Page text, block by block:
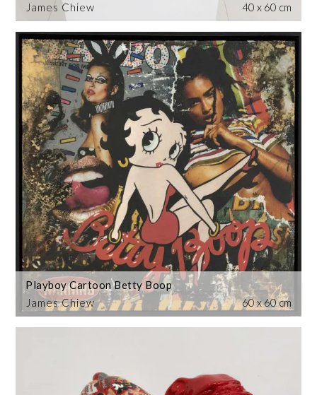
James Chiew 40 x 60 cm
James Chiew
Playboy Cartoon Betty Boop
60 x 60 cm